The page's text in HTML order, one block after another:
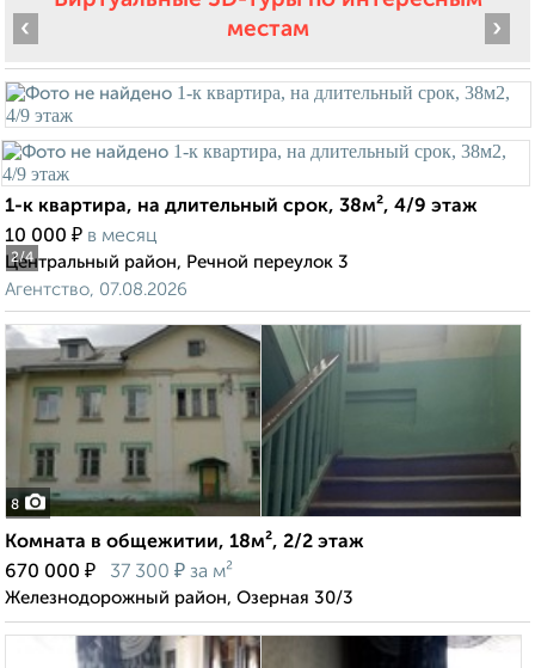
местам
2/4
‹ ›
1-к квартира, на длительный срок, 38м², 4/9 этаж
10 000 ₽ в месяц
Центральный район, Речной переулок 3
Агентство, 07.08.2026
8
Комната в общежитии, 18м², 2/2 этаж
670 000 ₽ 37 300 ₽ за м²
Железнодорожный район, Озерная 30/3